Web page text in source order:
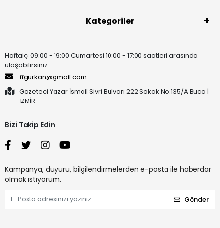
Kategoriler
Haftaiçi 09:00 - 19:00 Cumartesi 10:00 - 17:00 saatleri arasında
ulaşabilirsiniz.
ffgurkan@gmail.com
Gazeteci Yazar İsmail Sivri Bulvarı 222 Sokak No:135/A Buca |
İZMİR
Bizi Takip Edin
Kampanya, duyuru, bilgilendirmelerden e-posta ile haberdar
olmak istiyorum.
Gönder